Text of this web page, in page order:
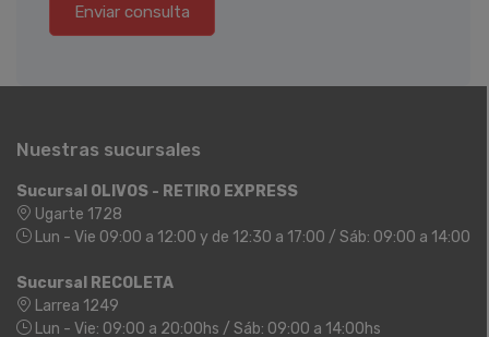
Enviar consulta
Nuestras sucursales
Sucursal OLIVOS - RETIRO EXPRESS
Ugarte 1728
Lun - Vie 09:00 a 12:00 y de 12:30 a 17:00 / Sáb: 09:00 a 14:00
Sucursal RECOLETA
Larrea 1249
Lun - Vie: 09:00 a 20:00hs / Sáb: 09:00 a 14:00hs